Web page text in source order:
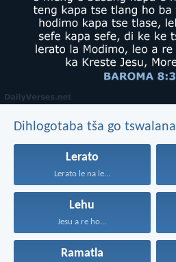
Dihlogotaba tša go tswalana
Lerato
Lerato le na le...
Lehu
Jesu a re ho...
Ramatla